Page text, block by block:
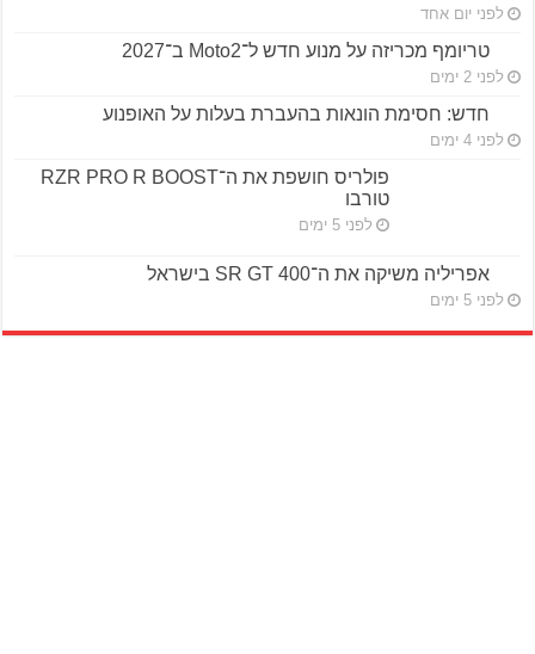
לפני יום אחד
טריומף מכריזה על מנוע חדש ל־Moto2 ב־2027
לפני 2 ימים
חדש: חסימת הונאות בהעברת בעלות על האופנוע
לפני 4 ימים
פולריס חושפת את ה־RZR PRO R BOOST
טורבו
לפני 5 ימים
אפריליה משיקה את ה־SR GT 400 בישראל
לפני 5 ימים